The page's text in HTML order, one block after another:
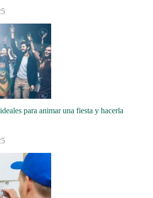
para animar una fiesta y hacerla